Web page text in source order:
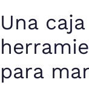
Una
para